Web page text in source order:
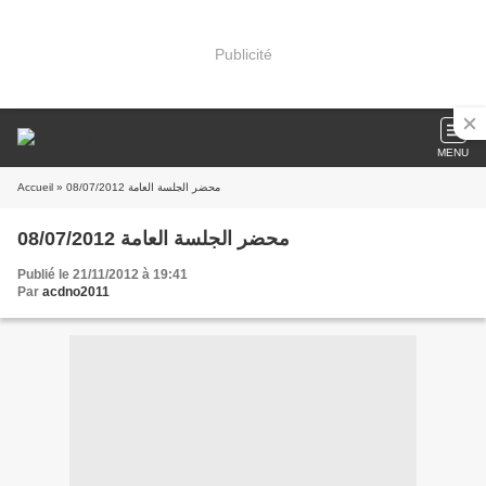
Publicité
MENU
Accueil » محضر الجلسة العامة 08/07/2012
محضر الجلسة العامة 08/07/2012
Publié le 21/11/2012 à 19:41
Par acdno2011